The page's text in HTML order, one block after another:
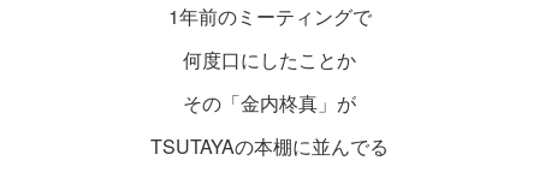
1年前のミーティングで
何度口にしたことか
その「金内柊真」が
TSUTAYAの本棚に並んでる